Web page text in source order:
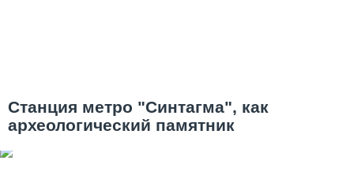
Станция метро "Синтагма", как
археологический памятник